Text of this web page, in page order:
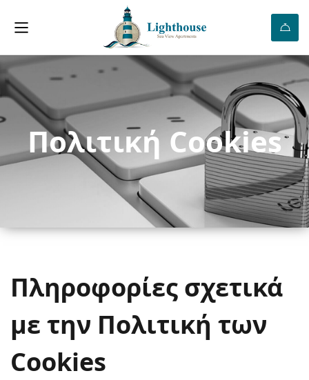
Πολιτική Cookies
Πληροφορίες σχετικά
με την Πολιτική των
Cookies